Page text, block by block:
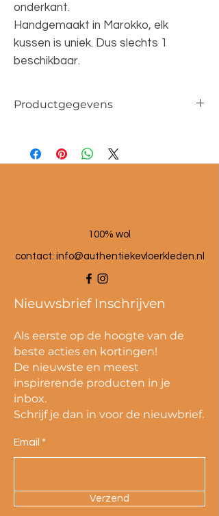
onderkant.
Handgemaakt in Marokko, elk
kussen is uniek. Dus slechts 1
beschikbaar.
Productgegevens
100% wol
contact: info@authentiekevloerkleden.nl
Nieuwsbrief Inschrijven
Als eerste op de hoogte van de
beste acties en kortingen!
De nieuwste en meest
inspirerende producten in je
inbox.
Schrijf je dan in voor de nieuwbrief.
Email
Verzend